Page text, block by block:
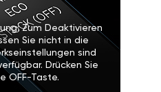
Zum Deaktivieren
Sie nicht in die
sind
Drücken Sie
OFF-Taste.